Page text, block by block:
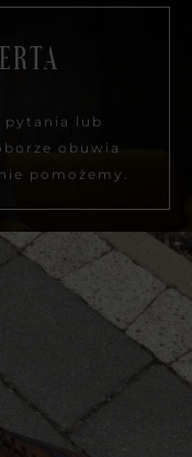
pytania lub
obuwia
pomożemy.